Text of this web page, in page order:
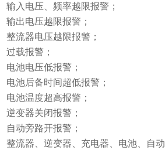
输入电压、频率越限报警；
输出电压越限报警；
整流器电压越限报警；
过载报警；
电池电压低报警；
电池后备时间超低报警；
电池温度超高报警；
逆变器关闭报警；
自动旁路开报警；
整流器、逆变器、充电器、电池、自动